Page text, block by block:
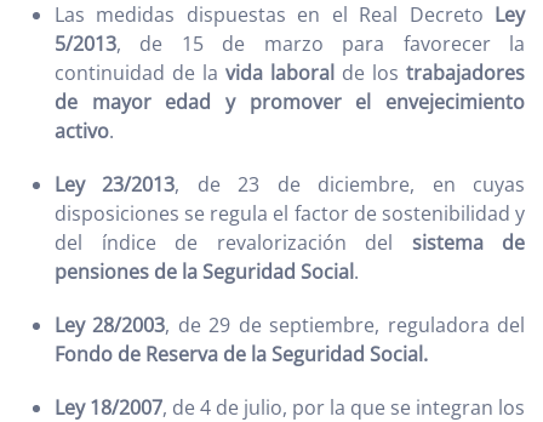
Las medidas dispuestas en el Real Decreto Ley
5/2013, de 15 de marzo para favorecer la
continuidad de la vida laboral de los trabajadores
de mayor edad y promover el envejecimiento
activo.
Ley 23/2013, de 23 de diciembre, en cuyas
disposiciones se regula el factor de sostenibilidad y
del índice de revalorización del sistema de
pensiones de la Seguridad Social.
Ley 28/2003, de 29 de septiembre, reguladora del
Fondo de Reserva de la Seguridad Social.
Ley 18/2007, de 4 de julio, por la que se integran los